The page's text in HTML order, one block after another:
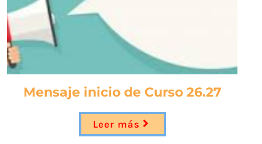
Mensaje inicio de Curso 26.27
Leer más